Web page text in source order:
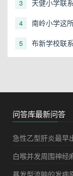
3
天健小学联
4 南岭小学这
5
布新学校联
少？
问答库最新问答
急性乙型肝炎最早
白喉并发周围神经